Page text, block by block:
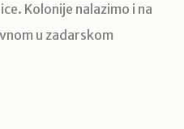
Kolonije nalazimo i na
u zadarskom